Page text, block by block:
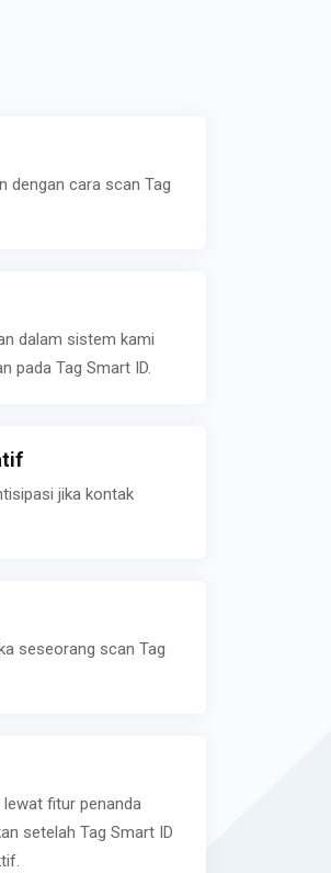
dengan cara scan Tag
dalam sistem kami
pada Tag Smart ID.
jika kontak
seseorang scan Tag
fitur penanda
setelah Tag Smart ID